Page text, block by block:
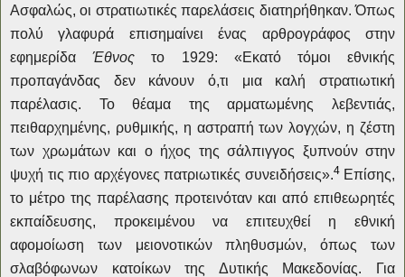
Ασφαλώς, οι στρατιωτικές παρελάσεις διατηρήθηκαν. Όπως
πολύ γλαφυρά επισημαίνει ένας αρθρογράφος στην
εφημερίδαΈθνος το 1929:
«Εκατό τόμοι εθνικής
προπαγάνδας δεν κάνουν ό,τι μια καλή στρατιωτική
παρέλασις. Το θέαμα της αρματωμένης λεβεντιάς,
πειθαρχημένης, ρυθμικής, η αστραπή των λογχών, η ζέστη
των χρωμάτων και ο ήχος της σάλπιγγος ξυπνούν στην
ψυχή τις πιο αρχέγονες πατριωτικές συνειδήσεις».4Επίσης,
το μέτρο της παρέλασης προτεινόταν και από επιθεωρητές
εκπαίδευσης, προκειμένου να επιτευχθεί η εθνική
αφομοίωση των μειονοτικών πληθυσμών, όπως των
σλαβόφωνων κατοίκων της Δυτικής Μακεδονίας. Για